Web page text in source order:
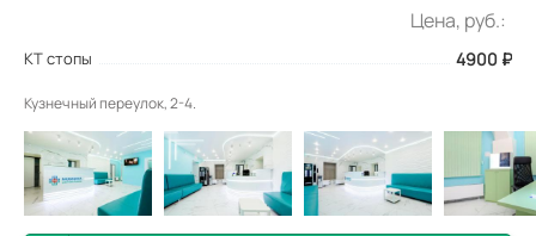
Цена, руб.:
КТ стопы 4900 ₽
Кузнечный переулок, 2-4.